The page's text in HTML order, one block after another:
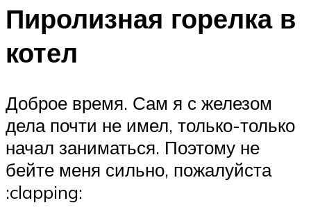
Пиролизная горелка в
котел
Доброе время. Сам я с железом
дела почти не имел, только-только
начал заниматься. Поэтому не
бейте меня сильно, пожалуйста
:clapping: